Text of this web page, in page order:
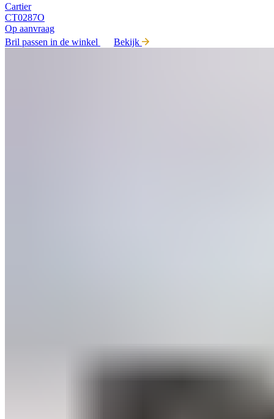
Cartier
CT0287O
Op aanvraag
Bril passen in de winkel
Bekijk